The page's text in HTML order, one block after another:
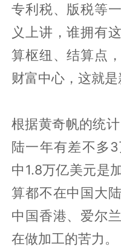
专利税、版税等
义上讲，谁拥有
算枢纽、结算点
财富中心，这就是
根据黄奇帆的统
陆一年有差不多
中1.8万亿美元是
算都不在中国大
中国香港、爱尔
在做加工的苦力。